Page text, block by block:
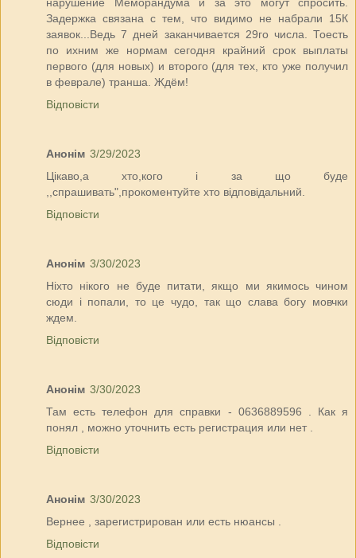
нарушение Меморандума и за это могут спросить.
Задержка связана с тем, что видимо не набрали 15К
заявок...Ведь 7 дней заканчивается 29го числа. Тоесть
по ихним же нормам сегодня крайний срок выплаты
первого (для новых) и второго (для тех, кто уже получил
в феврале) транша. Ждём!
Відповісти
Анонім 3/29/2023
Цікаво,а хто,кого і за що буде
,,спрашивать",прокоментуйте хто відповідальний.
Відповісти
Анонім 3/30/2023
Ніхто нікого не буде питати, якщо ми якимось чином
сюди і попали, то це чудо, так що слава богу мовчки
ждем.
Відповісти
Анонім 3/30/2023
Там есть телефон для справки - 0636889596 . Как я
понял , можно уточнить есть регистрация или нет .
Відповісти
Анонім 3/30/2023
Вернее , зарегистрирован или есть нюансы .
Відповісти